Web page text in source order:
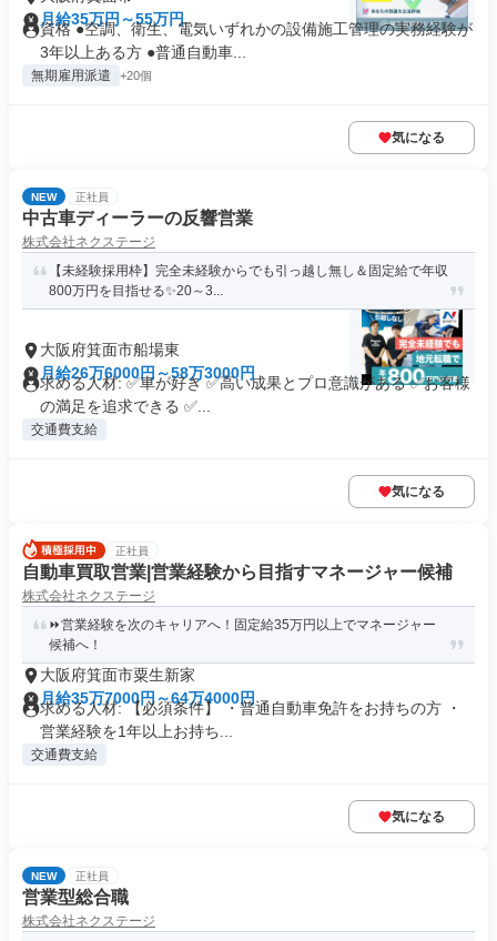
月給35万円～55万円
資格 ●空調、衛生、電気いずれかの設備施工管理の実務経験が
3年以上ある方 ●普通自動車...
無期雇用派遣 +20個
気になる
NEW 正社員
中古車ディーラーの反響営業
株式会社ネクステージ
【未経験採用枠】完全未経験からでも引っ越し無し＆固定給で年収
800万円を目指せる✨20～3...
大阪府箕面市船場東
月給26万6000円～58万3000円
求める人材: ✅車が好き ✅高い成果とプロ意識がある ✅お客様
の満足を追求できる ✅...
交通費支給
気になる
正社員
自動車買取営業|営業経験から目指すマネージャー候補
株式会社ネクステージ
⏩️営業経験を次のキャリアへ！固定給35万円以上でマネージャー
候補へ！
大阪府箕面市粟生新家
月給35万7000円～64万4000円
求める人材: 【必須条件】 ・普通自動車免許をお持ちの方 ・
営業経験を1年以上お持ち...
交通費支給
気になる
NEW 正社員
営業型総合職
株式会社ネクステージ